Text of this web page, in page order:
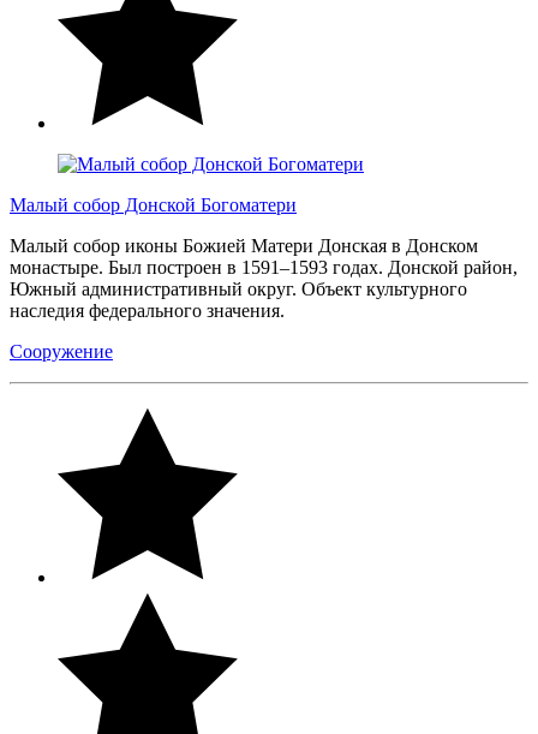
Малый собор Донской Богоматери
Малый собор иконы Божией Матери Донская в Донском
монастыре. Был построен в 1591–1593 годах. Донской район,
Южный административный округ. Объект культурного
наследия федерального значения.
Сооружение